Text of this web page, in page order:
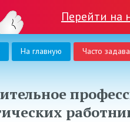
Перейти на
На главную Часто